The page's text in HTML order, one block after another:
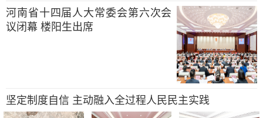
河南省十四届人大常委会第六次会
议闭幕 楼阳生出席
坚定制度自信 主动融入全过程人民民主实践